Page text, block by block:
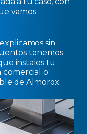
vamos
sin
tenemos
instales tu
comercial o
de Almorox.